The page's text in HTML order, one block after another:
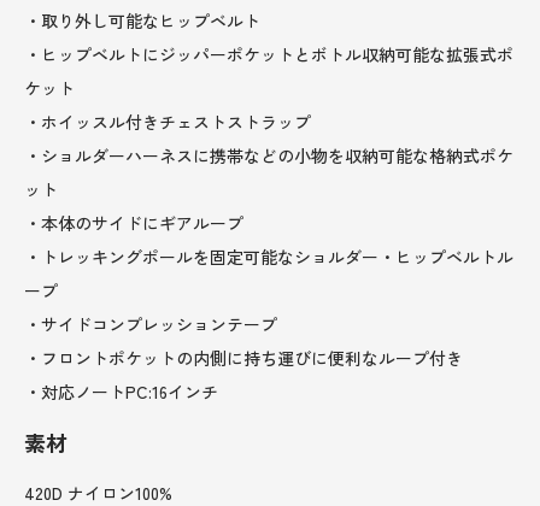
・取り外し可能なヒップベルト
・ヒップベルトにジッパーポケットとボトル収納可能な拡張式ポ
ケット
・ホイッスル付きチェストストラップ
・ショルダーハーネスに携帯などの小物を収納可能な格納式ポケ
ット
・本体のサイドにギアループ
・トレッキングポールを固定可能なショルダー・ヒップベルトル
ープ
・サイドコンプレッションテープ
・フロントポケットの内側に持ち運びに便利なループ付き
・対応ノートPC:16インチ
素材
420D ナイロン100%